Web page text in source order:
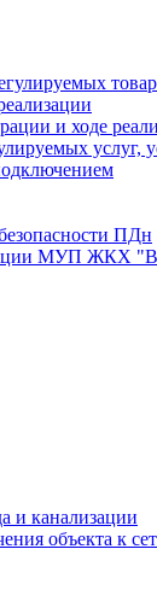
и ходе
ПДн
МУП ЖКХ
и канализации
объекта к